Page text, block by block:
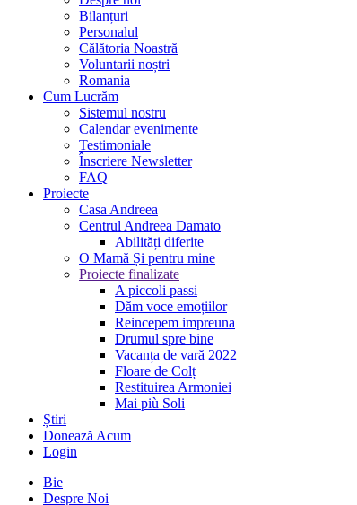
Bilanțuri
Personalul
Călătoria Noastră
Voluntarii noștri
Romania
Cum Lucrăm
Sistemul nostru
Calendar evenimente
Testimoniale
Înscriere Newsletter
FAQ
Proiecte
Casa Andreea
Centrul Andreea Damato
Abilități diferite
O Mamă Și pentru mine
Proiecte finalizate
A piccoli passi
Dăm voce emoțiilor
Reincepem impreuna
Drumul spre bine
Vacanța de vară 2022
Floare de Colț
Restituirea Armoniei
Mai più Soli
Știri
Donează Acum
Login
Bie
Despre Noi